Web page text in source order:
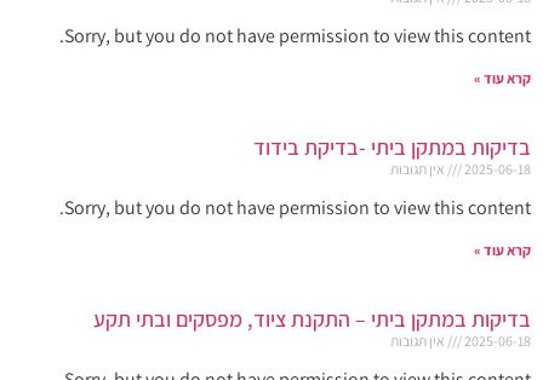
Sorry, but you do not have permission to view this content.
קרא עוד »
בדיקות במתקן ביתי -בדיקת בידוד
2025-06-18 אין תגובות
Sorry, but you do not have permission to view this content.
קרא עוד »
בדיקות במתקן ביתי – התקנת ציוד, מפסקים ובתי תקע
2025-06-18 אין תגובות